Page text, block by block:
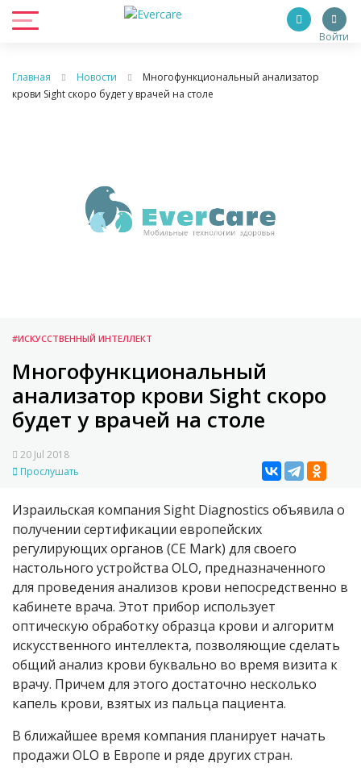
Войти
Главная Новости
Многофункциональный анализатор
крови Sight скоро будет у врачей на столе
#ИСКУССТВЕННЫЙ ИНТЕЛЛЕКТ
Многофункциональный
анализатор крови Sight скоро
будет у врачей на столе
20 Jul 2018
Прослушать
Израильская компания Sight Diagnostics объявила о
получении сертификации европейских
регулирующих органов (CE Mark) для своего
настольного устройства OLO, предназначенного
для проведения анализов крови непосредственно в
кабинете врача. Этот прибор использует
оптическую обработку образца крови и алгоритм
искусственного интеллекта, позволяющие сделать
общий анализ крови буквально во время визита к
врачу. Причем для этого достаточно несколько
капель крови, взятых из пальца пациента.
В ближайшее время компания планирует начать
продажи OLO в Европе и ряде других стран.